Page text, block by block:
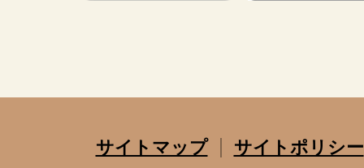
サイトマップ
サイトポリシー